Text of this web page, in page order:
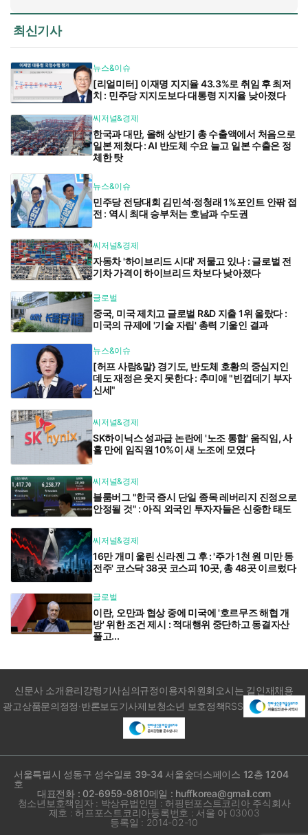
최신기사
뉴스&이슈
[리얼미터] 이재명 지지율 43.3%로 취임 후 최저
치 : 민주당 지지도보다 대통령 지지율 낮아졌다
씨저널&경제
한국과 대만, 올해 상반기 총 수출액에서 처음으로
일본 제쳤다 : AI 반도체 수요 늘고 일본 수출은 정
체한 탓
뉴스&이슈
민주당 전당대회 김민석·정청래 1%포인트 안팎 접
전 : 역시 최대 승부처는 호남과 수도권
씨저널&경제
자동차 '하이브리드 시대' 저물고 있나 : 글로벌 전
기차 가격이 하이브리드 차보다 낮아졌다
글로벌
중국, 미국 제치고 글로벌 R&D 지출 1위 올랐다 :
미국의 규제에 '기술 자립' 총력 기울인 결과
뉴스&이슈
[허프 사람&말} 경기도, 반도체 호황의 중심지인
데도 재정은 웃지 못한다 : 추미애 "빈껍데기 부자
신세"
씨저널&경제
SK하이닉스 성과급 논란에 '노조 통합' 움직임, 사
흘 만에 임직원 10%이 새 노조에 모였다
씨저널&경제
블룸버그 "한국 증시 단일 종목 레버리지 진정으로
안정될 것" : 아직 외국인 투자자들은 신중한 태도
씨저널&경제
16만 개미 울린 신라젠 그 후 : '주가 1천 원 미만 동
전주' 코스닥 38곳 코스피 10곳, 총 48곳 이르렀다
글로벌
이란, 오만과 협상 중에 미국에 '호르무즈 해협 개
방' 위한 조건 제시 : 적대행위 중단하고 동결자산
풀고...
신문사 소개윤리강령기사심의규정이용자위원회 오시는 길인재채용
광고상품문의정정·반론보도기사제보청소년 보호정책RSS
서울특별시 성동구 성수일로 39-34 서울숲더스페이스 12층 1204
호
대표전화 : 02-6959-9810메일 : huffkorea@gmail.com
청소년보호책임자 : 박상유법인명 : 허핑턴포스트코리아 주식회사
제호 : 허프포스트코리아등록번호 : 서울 아 03003
등록일 : 2014-02-10